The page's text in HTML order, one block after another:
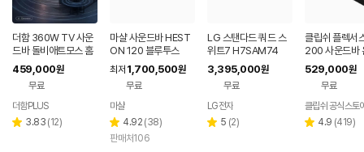
더함 360W TV 사운
드바 돌비애트모스 홈
시어터 블루투스 스피
커 5.1.2채널
459,000원
무료
페이
더함PLUS
별 3.83 리
(12)
마샬 사운드바 HEST
ON 120 블루투스
최저 1,700,500원
무료
마샬
별
점
4.92 리
뷰
(38)
판매처106
LG 스탠다드 쿼드 스
위트7 H7SAM74
3,395,000원
무료
LG전자
별 5 리
(2)
클립쉬 플렉서
200 사운드바
비애트모스 업
링 홈시어터
블루투스 스피
529,000원
무료
클립쉬 공식스토
별 4.9 리
(419)